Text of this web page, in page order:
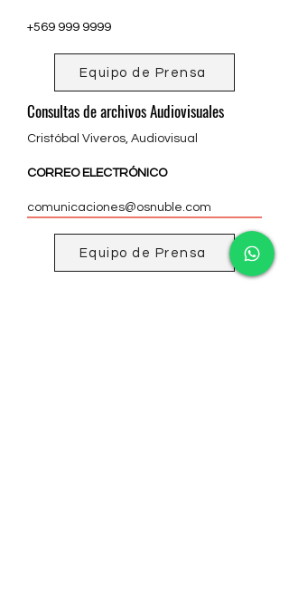
+569 999 9999
Equipo de Prensa
Consultas de archivos Audiovisuales
Cristóbal Viveros, Audiovisual
CORREO ELECTRÓNICO
comunicaciones@osnuble.com
Equipo de Prensa